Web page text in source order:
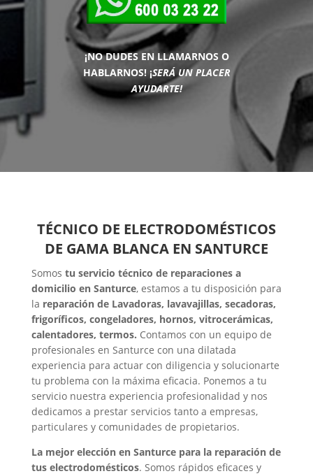
¡NO DUDES EN LLAMARNOS O
HABLARNOS! ¡SERÁ UN PLACER
AYUDARTE!
TÉCNICO DE ELECTRODOMÉSTICOS
DE GAMA BLANCA EN SANTURCE
Somos tu servicio técnico de reparaciones a
domicilio en Santurce, estamos a tu disposición para
la reparación de Lavadoras, lavavajillas, secadoras,
frigoríficos, congeladores, hornos, vitrocerámicas,
calentadores, termos. Contamos con un equipo de
profesionales en Santurce con una dilatada
experiencia para actuar con diligencia y solucionarte
tu problema con la máxima eficacia. Ponemos a tu
servicio nuestra experiencia profesionalidad y nos
dedicamos a prestar servicios tanto a empresas,
particulares y comunidades de propietarios.
La mejor elección en Santurce para la reparación de
tus electrodomésticos. Somos rápidos eficaces y